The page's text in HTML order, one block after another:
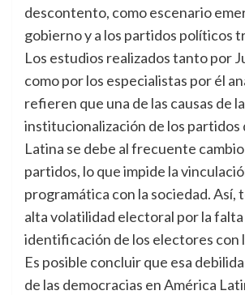
descontento, como escenario
gobierno y a los partidos políticos
Los estudios realizados tanto por
como por los especialistas por él
refieren que una de las causas de
institucionalización de los partidos
Latina se debe al frecuente
partidos, lo que impide la
programática con la sociedad. Así,
alta volatilidad electoral por la falta
identificación de los electores con
Es posible concluir que esa
de las democracias en América